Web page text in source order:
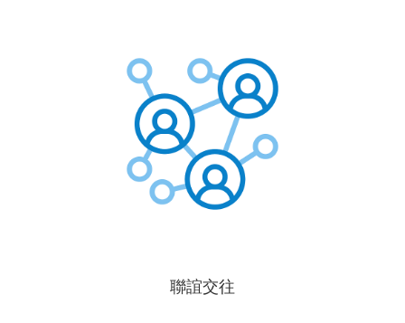
聯誼交往